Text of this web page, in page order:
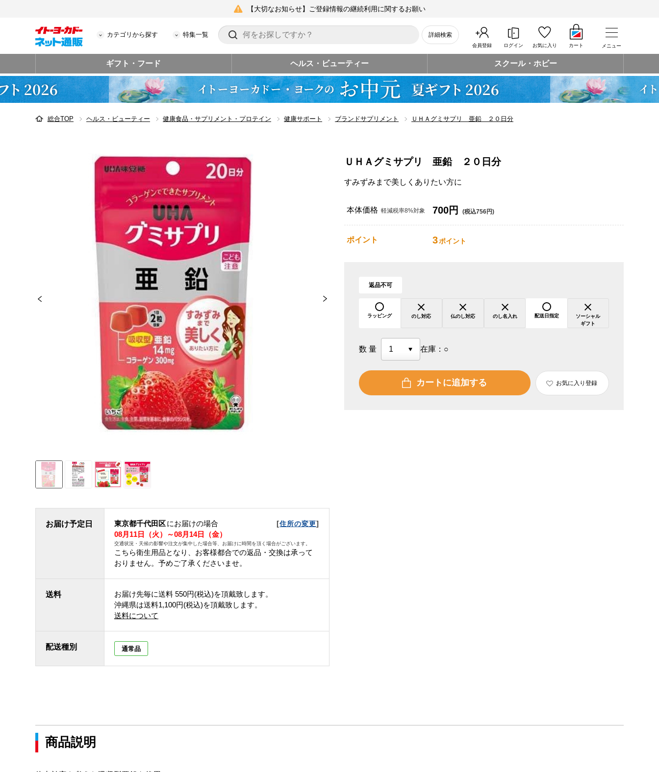
【大切なお知らせ】ご登録情報の継続利用に関するお願い
カテゴリから探す 特集一覧 詳細検索
会員登録 ログイン お気に入り カート メニュー
ギフト・フード ヘルス・ビューティー スクール・ホビー
総合TOP ヘルス・ビューティー 健康食品・サプリメント・プロテイン 健康サポート ブランドサプリメント ＵＨＡグミサプリ 亜鉛 ２０日分
お届け予定日 東京都千代田区にお届けの場合 [住所の変更]
08月11日（火）～08月14日（金）
交通状況・天候の影響や注文が集中した場合等、お届けに時間を頂く場合がございます。
こちら衛生用品となり、お客様都合での返品・交換は承って
おりません。予めご了承くださいませ。
送料 お届け先毎に送料 550円(税込)を頂戴致します。
沖縄県は送料1,100円(税込)を頂戴致します。
送料について
配送種別 通常品
ＵＨＡグミサプリ 亜鉛 ２０日分
すみずみまで美しくありたい方に
本体価格 軽減税率8%対象 700円 (税込756円)
ポイント 3ポイント
返品不可
ラッピング のし対応 仏のし対応 のし名入れ 配送日指定
ソーシャル
ギフト
数量 在庫： ○
カートに追加する お気に入り登録
商品説明